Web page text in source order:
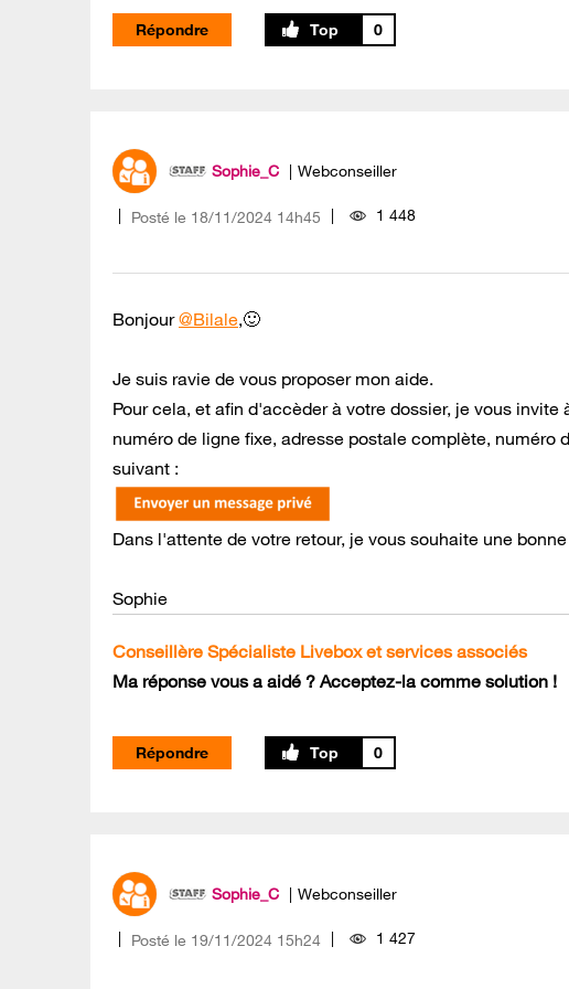
Répondre 0
Sophie_C Webconseiller
Posté le ‎18/11/2024 14h45 1 448
Bonjour@Bilale,🙂
Je suis ravie de vous proposer mon aide.
Pour cela, et afin d'accèder à votre dossier, je vous
numéro de ligne fixe, adresse postale complète,
suivant :
Dans l'attente de votre retour, je vous souhaite une
Sophie
Conseillère Spécialiste Livebox et services associés
Ma réponse vous a aidé ? Acceptez-la comme solution !
Répondre 0
Sophie_C Webconseiller
Posté le ‎19/11/2024 15h24 1 427